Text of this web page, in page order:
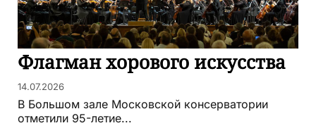
Флагман хорового искусства
14.07.2026
В Большом зале Московской консерватории
отметили 95-летие...